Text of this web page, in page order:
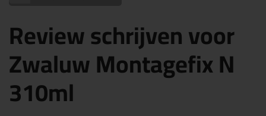
Review schrijven voor
Zwaluw Montagefix N
310ml